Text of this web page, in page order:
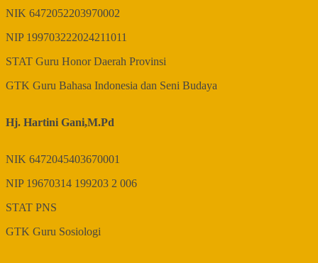
NIK 6472052203970002
NIP 199703222024211011
STAT Guru Honor Daerah Provinsi
GTK Guru Bahasa Indonesia dan Seni Budaya
Hj. Hartini Gani,M.Pd
NIK 6472045403670001
NIP 19670314 199203 2 006
STAT PNS
GTK Guru Sosiologi